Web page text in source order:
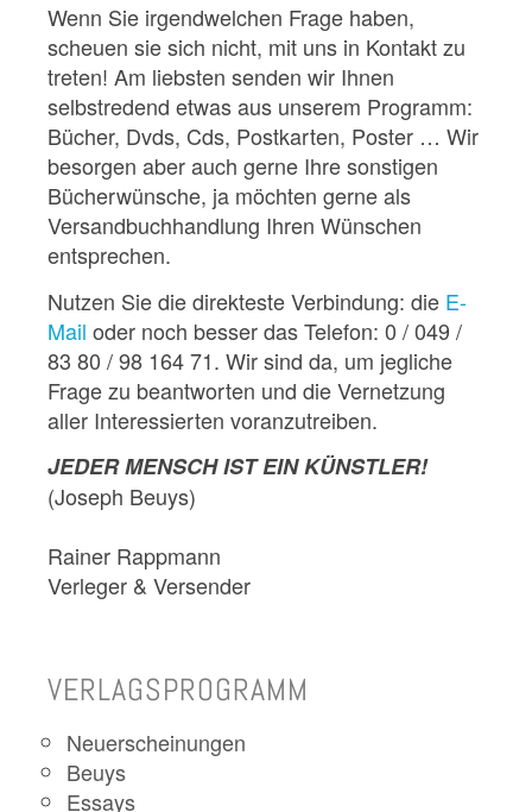
Wenn Sie irgendwelchen Frage haben,
scheuen sie sich nicht, mit uns in Kontakt zu
treten! Am liebsten senden wir Ihnen
selbstredend etwas aus unserem Programm:
Bücher, Dvds, Cds, Postkarten, Poster … Wir
besorgen aber auch gerne Ihre sonstigen
Bücherwünsche, ja möchten gerne als
Versandbuchhandlung Ihren Wünschen
entsprechen.
Nutzen Sie die direkteste Verbindung: die E-
Mail oder noch besser das Telefon: 0 / 049 /
83 80 / 98 164 71. Wir sind da, um jegliche
Frage zu beantworten und die Vernetzung
aller Interessierten voranzutreiben.
JEDER MENSCH IST EIN KÜNSTLER!
(Joseph Beuys)
Rainer Rappmann
Verleger & Versender
VERLAGSPROGRAMM
Neuerscheinungen
Beuys
Essays